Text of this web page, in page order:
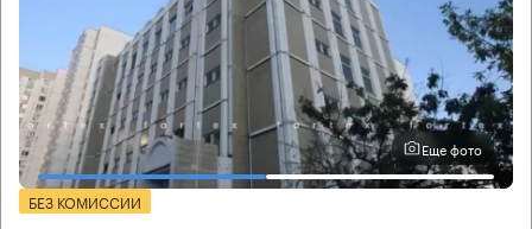
Еще фото
БЕЗ КОМИССИИ